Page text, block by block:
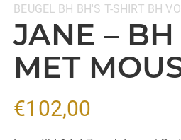
Categorieën:
BEUGEL BH BH'S T-SHIRT BH
JANE –
MET
€102,00